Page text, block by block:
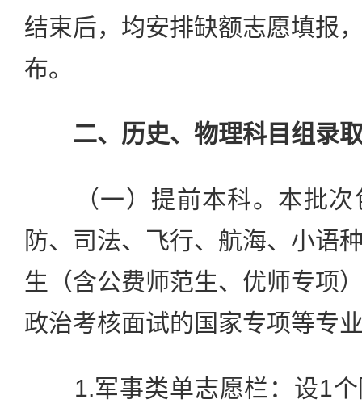
结束后，均安排缺额志愿填报
布。
二、历史、物理科目组录
（一）提前本科。本批次
防、司法、飞行、航海、小语
生（含公费师范生、优师专项
政治考核面试的国家专项等专
1.军事类单志愿栏：设1个